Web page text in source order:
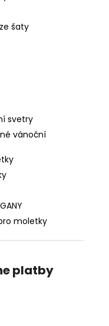
šaty
svetry
vánoční
moletky
platby